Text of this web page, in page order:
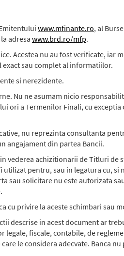
www.mfinante.ro, al
adresa www.brd.ro/mfp.
Acestea nu au fost verificate, iar
sau complet al informatiilor.
si nerezidente.
Nu ne asumam nicio
ori a Termenilor Finali, cu
nu reprezinta consultanta
angajament din partea Bancii.
vederea achizitionarii de Titluri de
pentru, sau in legatura cu, si
sau solicitare nu este autorizata
cu privire la aceste schimbari sau
descrise in acest document ar
fiscale, contabile, de
le considera adecvate. Banca